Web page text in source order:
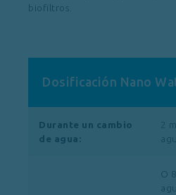
biofiltros.
Dosificación Nano
Durante un cambio
de agua:
2
O